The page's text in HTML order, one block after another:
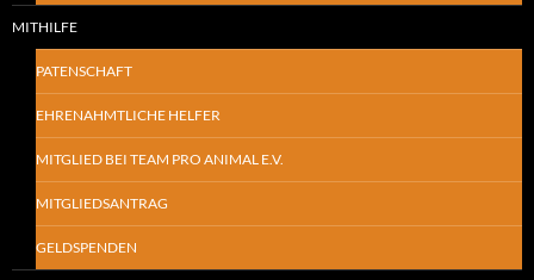
MITHILFE
PATENSCHAFT
EHRENAHMTLICHE HELFER
MITGLIED BEI TEAM PRO ANIMAL E.V.
MITGLIEDSANTRAG
GELDSPENDEN